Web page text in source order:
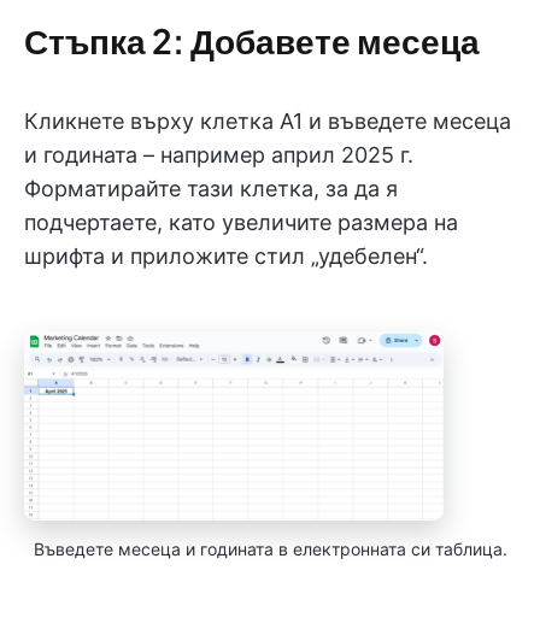
Стъпка 2: Добавете месеца
Кликнете върху клетка A1 и въведете месеца
и годината – например април 2025 г.
Форматирайте тази клетка, за да я
подчертаете, като увеличите размера на
шрифта и приложите стил „удебелен“.
Въведете месеца и годината в електронната си таблица.